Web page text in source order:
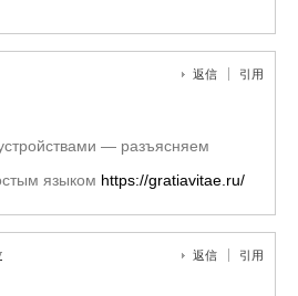
返信 引用
— разъясняем
языком https://gratiavitae.ru/
返信 引用